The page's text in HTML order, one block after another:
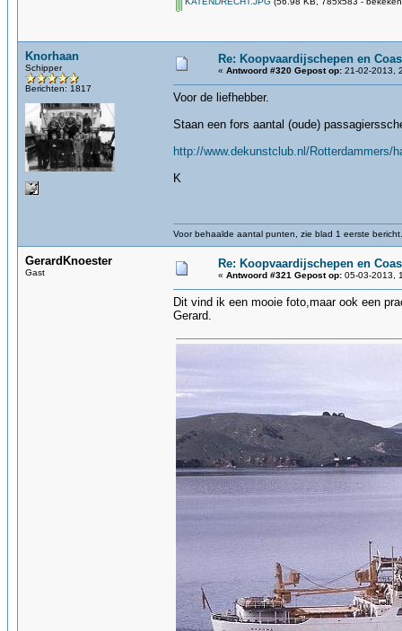
Knorhaan
Schipper
Berichten: 1817
Re: Koopvaardijschepen en
« Antwoord #320 Gepost op: 21-02-2013,
Voor de liefhebber.
Staan een fors aantal (oude)
http://www.dekunstclub.nl/Rotterdammers/
K
Voor behaalde aantal punten, zie blad 1 eerste bericht.
GerardKnoester
Gast
Re: Koopvaardijschepen en
« Antwoord #321 Gepost op: 05-03-2013,
Dit vind ik een mooie foto,maar ook een
Gerard.